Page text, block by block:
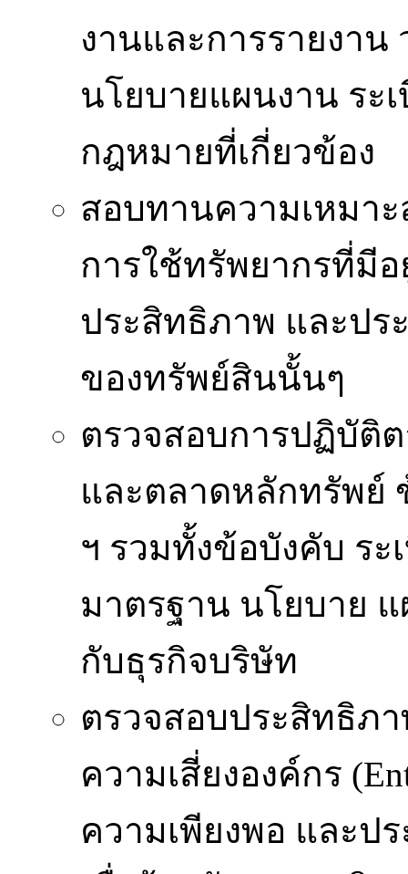
งานและการรายงา
นโยบายแผนงาน ระ
กฎหมายที่เกี่ยวข้อง
สอบทานความเหมา
การใช้ทรัพยากรที่มี
ประสิทธิภาพ และปร
ของทรัพย์สินนั้นๆ
ตรวจสอบการปฏิบัติ
และตลาดหลักทรัพย์
ฯ รวมทั้งข้อบังคับ ร
มาตรฐาน นโยบาย
กับธุรกิจบริษัท
ตรวจสอบประสิทธิภ
ความเสี่ยงองค์กร
ความเพียงพอ และป